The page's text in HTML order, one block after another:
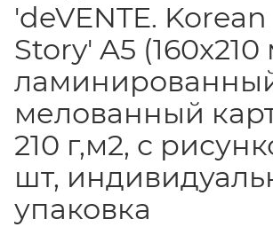
'deVENTE. Korean
Story' A5
мелованный
210 г,м2, с
шт,
упаковка